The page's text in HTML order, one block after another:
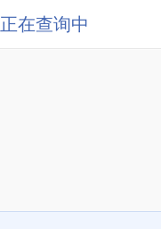
正在查询中